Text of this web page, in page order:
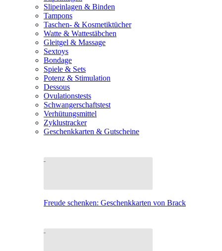
Slipeinlagen & Binden
Tampons
Taschen- & Kosmetiktücher
Watte & Wattestäbchen
Gleitgel & Massage
Sextoys
Bondage
Spiele & Sets
Potenz & Stimulation
Dessous
Ovulationstests
Schwangerschaftstest
Verhütungsmittel
Zyklustracker
Geschenkkarten & Gutscheine
Freude schenken: Geschenkkarten von Brack